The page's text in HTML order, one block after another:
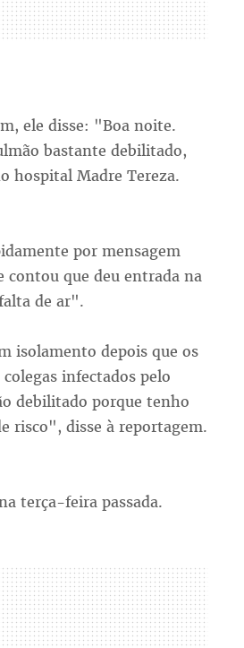
ele disse: "Boa noite.
bastante debilitado,
hospital Madre Tereza.
por mensagem
contou que deu entrada na
de ar".
isolamento depois que os
infectados pelo
debilitado porque tenho
risco", disse à reportagem.
terça-feira passada.